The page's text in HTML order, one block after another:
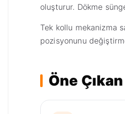
oluşturur. Dökme
Tek kollu mekanizma
pozisyonunu
Öne